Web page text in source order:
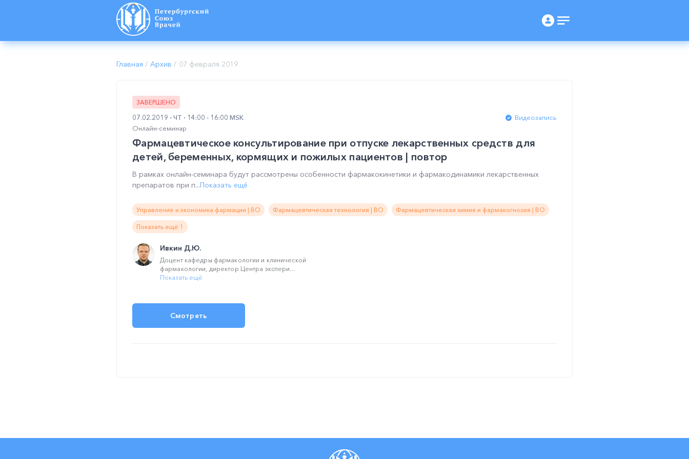
Главная / Архив / 07 февраля 2019
ЗАВЕРШЕНО
07.02.2019 ЧТ 14:00 - 16:00 MSK
Видеозапись
Онлайн-семинар
Фармацевтическое консультирование при отпуске лекарственных средств для
детей, беременных, кормящих и пожилых пациентов | повтор
В рамках онлайн-семинара будут рассмотрены особенности фармакокинетики и фармакодинамики лекарственных
препаратов при п...Показать ещё
Управление и экономика фармации | ВО Фармацевтическая технология | ВО Фармацевтическая химия и фармакогнозия | ВО
Показать ещё 1
Ивкин Д.Ю.
Доцент кафедры фармакологии и клинической
фармакологии, директор Центра экспери...
Показать ещё
Смотреть